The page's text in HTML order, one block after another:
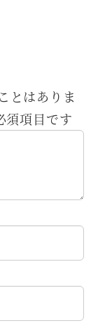
とはありま
須項目です